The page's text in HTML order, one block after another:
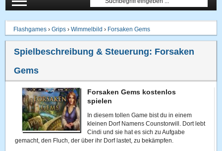
Flashgames ›Grips ›Wimmelbild › Forsaken Gems
Spielbeschreibung & Steuerung: Forsaken
Gems
Forsaken Gems kostenlos
spielen
In diesem tollen Game bist du in einem
kleinen Dorf Namens Counstorwill. Dort lebt
Cindi und sie hat es sich zu Aufgabe
gemacht, den Fluch, der über ihr Dorf lastet, zu bekämpfen.